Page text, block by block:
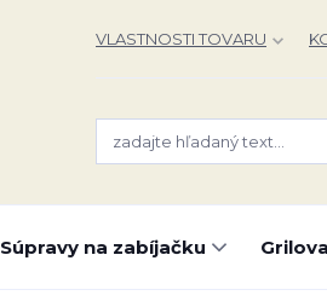
VLASTNOSTI TOVARU
Súpravy na zabíjačku